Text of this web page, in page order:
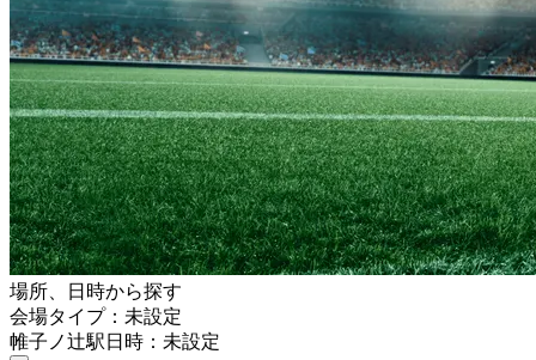
場所、日時から探す
会場タイプ：未設定
帷子ノ辻駅日時：未設定